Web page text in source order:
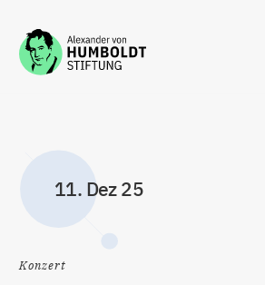
Zum Inhalt springen
11. Dez 25
Konzert